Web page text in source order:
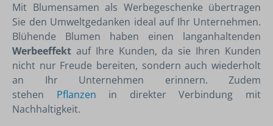
Mit Blumensamen als Werbegeschenke übertragen
Sie den Umweltgedanken ideal auf Ihr Unternehmen.
Blühende Blumen haben einen langanhaltenden
Werbeeffekt auf Ihre Kunden, da sie Ihren Kunden
nicht nur Freude bereiten, sondern auch wiederholt
an Ihr Unternehmen erinnern. Zudem
stehen Pflanzen in direkter Verbindung mit
Nachhaltigkeit.